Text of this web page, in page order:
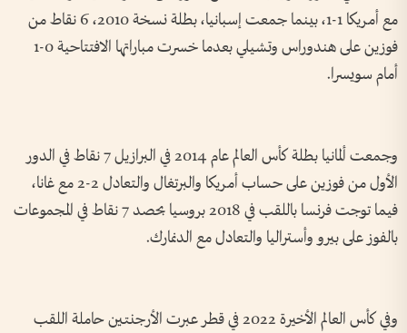
مع أمريكا 1-1، بينما جمعت إسبانيا، بطلة نسخة 2010، 6 نقاط من
فوزين على هندوراس وتشيلي بعدما خسرت مباراتها الافتتاحية 0-1
أمام سويسرا.
وجمعت ألمانيا بطلة كأس العالم عام 2014 في البرازيل 7 نقاط في الدور
الأول من فوزين على حساب أمريكا والبرتغال والتعادل 2-2 مع غانا،
فيما توجت فرنسا باللقب في 2018 بروسيا بحصد 7 نقاط في المجموعات
بالفوز على بيرو وأستراليا والتعادل مع الدنمارك.
وفي كأس العالم الأخيرة 2022 في قطر عبرت الأرجنتين حاملة اللقب